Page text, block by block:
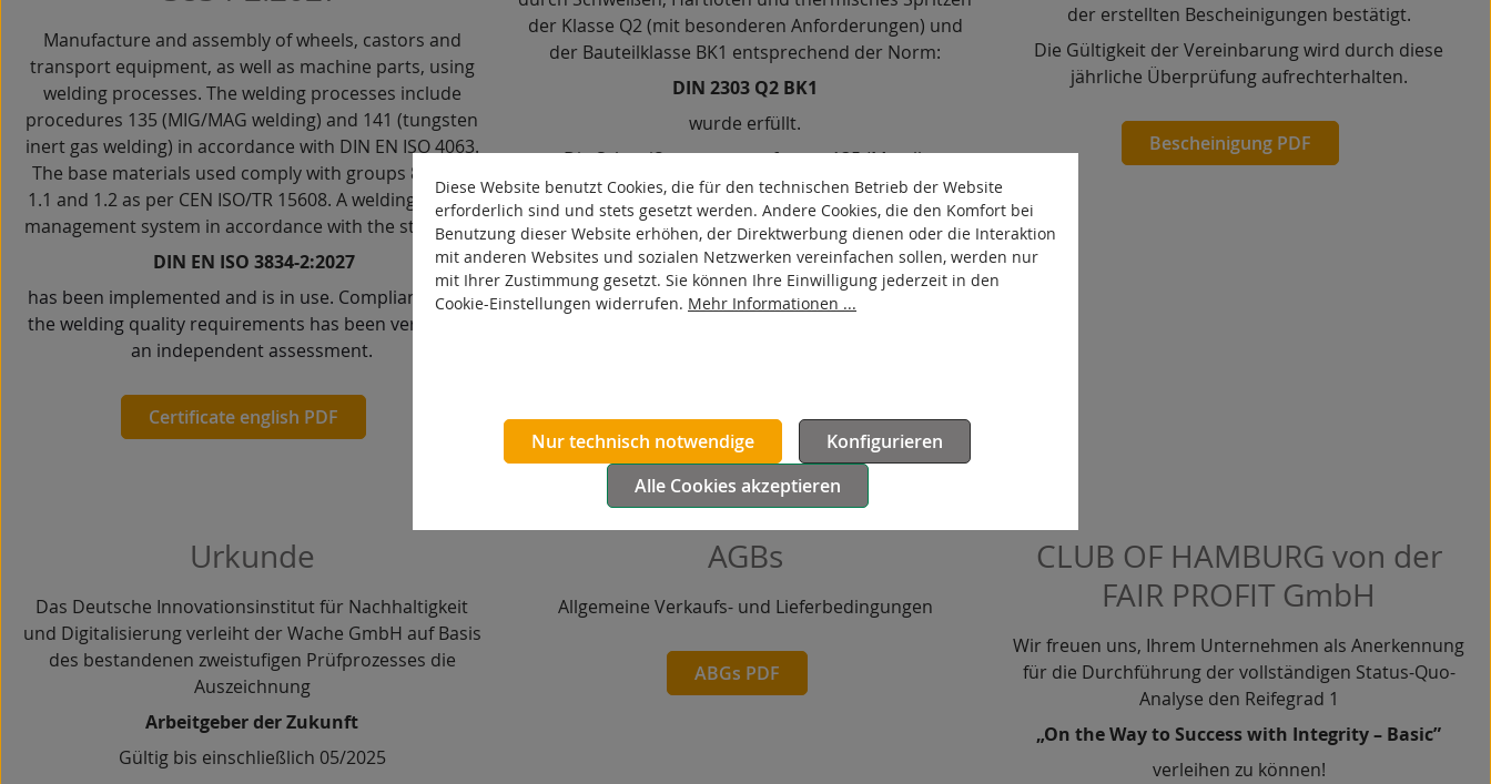
Manufacture and assembly of wheels, castors and
transport equipment, as well as machine parts, using
welding processes. The welding processes include
procedures 135 (MIG/MAG welding) and 141 (tungsten
inert gas welding) in accordance with DIN EN ISO 4063.
The base materials used comply with groups 8.1, 3.1,
1.1 and 1.2 as per CEN ISO/TR 15608. A welding quality
management system in accordance with the standard:
DIN EN ISO 3834-2:2027
has been implemented and is in use. Compliance with
the welding quality requirements has been verified by
an independent assessment.
Certificate english PDF
der Klasse Q2 (mit besonderen Anforderungen) und
der Bauteilklasse BK1 entsprechend der Norm:
DIN 2303 Q2 BK1
wurde erfüllt.
Die Schweißprozesse umfassen 135 (Metall-
Aktivgasschweißen mit Massivdrahtelektrode) und 141
(Wolfram-Inertgasschweißen mit Massivdraht- oder
Massivstabzusatz). Die verwendeten Werkstoffe
entsprechen den Gruppen 1.1, 1.2, 3.1 und 8.1 nach
DIN CEN ISO/TR 15608.Der Nachweis der Erfüllung der
Qualitätsanforderungen wurde durch eine
der erstellten Bescheinigungen bestätigt.
Die Gültigkeit der Vereinbarung wird durch diese
jährliche Überprüfung aufrechterhalten.
Bescheinigung PDF
Urkunde
Das Deutsche Innovationsinstitut für Nachhaltigkeit
und Digitalisierung verleiht der Wache GmbH auf Basis
des bestandenen zweistufigen Prüfprozesses die
Auszeichnung
Arbeitgeber der Zukunft
Gültig bis einschließlich 05/2025
AGBs
Allgemeine Verkaufs- und Lieferbedingungen
ABGs PDF
CLUB OF HAMBURG von der
FAIR PROFIT GmbH
Wir freuen uns, Ihrem Unternehmen als Anerkennung
für die Durchführung der vollständigen Status-Quo-
Analyse den Reifegrad 1
„On the Way to Success with Integrity – Basic”
verleihen zu können!
Diese Website benutzt Cookies, die für den technischen Betrieb der Website
erforderlich sind und stets gesetzt werden. Andere Cookies, die den Komfort bei
Benutzung dieser Website erhöhen, der Direktwerbung dienen oder die Interaktion
mit anderen Websites und sozialen Netzwerken vereinfachen sollen, werden nur
mit Ihrer Zustimmung gesetzt. Sie können Ihre Einwilligung jederzeit in den
Cookie-Einstellungen widerrufen. Mehr Informationen ...
Nur technisch notwendige
Konfigurieren
Alle Cookies akzeptieren